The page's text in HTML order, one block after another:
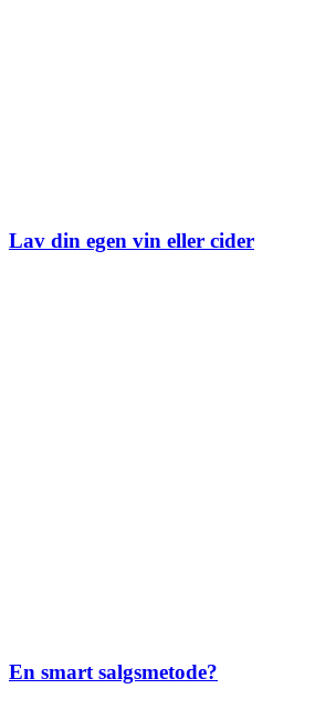
Lav din egen vin eller cider
En smart salgsmetode?